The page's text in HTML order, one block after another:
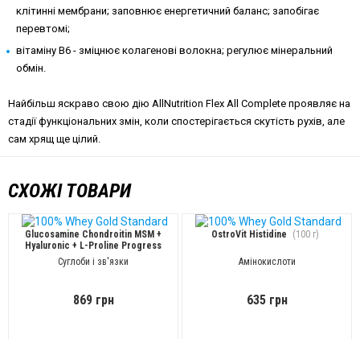
клітинні мембрани; заповнює енергетичний баланс; запобігає
перевтомі;
вітаміну В6 - зміцнює колагенові волокна; регулює мінеральний
обмін.
Найбільш яскраво свою дію AllNutrition Flex All Complete проявляє на
стадії функціональних змін, коли спостерігається скутість рухів, але
сам хрящ ще цілий.
СХОЖІ ТОВАРИ
Glucosamine Chondroitin MSM +
Hyaluronic + L-Proline Progress
Nutrition
(120 таб)
Суглоби і зв'язки
869 грн
OstroVit Histidine (100 г)
Амінокислоти
635 грн